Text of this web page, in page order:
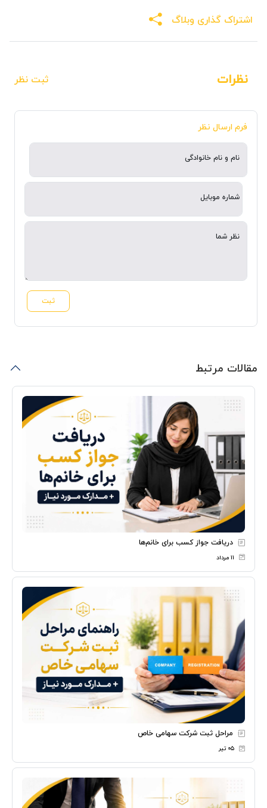
اشتراک گذاری وبلاگ
نظرات ثبت نظر
فرم ارسال نظر
نام و نام خانوادگی
شماره موبایل
نظر شما
ثبت
مقالات مرتبط
دریافت جواز کسب برای خانم‌ها
۱۱ مرداد
مراحل ثبت شرکت سهامی خاص
۰۵ تیر